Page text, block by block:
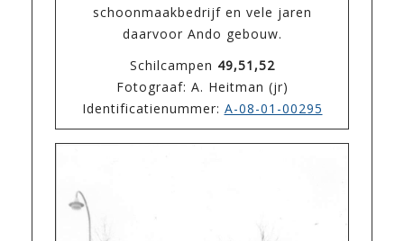
schoonmaakbedrijf en vele jaren
daarvoor Ando gebouw.
Schilcampen 49,51,52
Fotograaf: A. Heitman (jr)
Identificatienummer: A-08-01-00295